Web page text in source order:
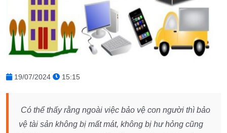
19/07/2024 15:15
Có thể thấy rằng ngoài việc bảo vệ con người thì bảo
vệ tài sản không bị mất mát, không bị hư hỏng cũng